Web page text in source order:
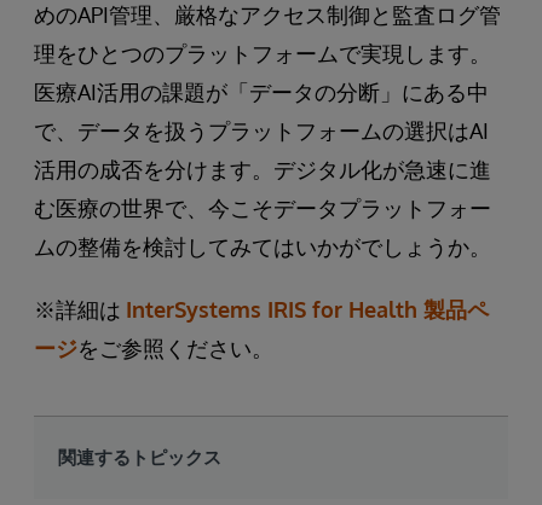
めのAPI管理、厳格なアクセス制御と監査ログ管
理をひとつのプラットフォームで実現します。
医療AI活用の課題が「データの分断」にある中
で、データを扱うプラットフォームの選択はAI
活用の成否を分けます。デジタル化が急速に進
む医療の世界で、今こそデータプラットフォー
ムの整備を検討してみてはいかがでしょうか。
※詳細は InterSystems IRIS for Health 製品ペ
ージをご参照ください。
関連するトピックス